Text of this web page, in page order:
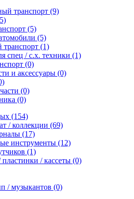
транспорт (9)
(5)
(5)
(1)
спец / с.х. техники (1)
(0)
и аксессуары (0)
(0)
(0)
(154)
/ коллекции (69)
(17)
инструменты (12)
(1)
/ кассеты (0)
/ музыкантов (0)